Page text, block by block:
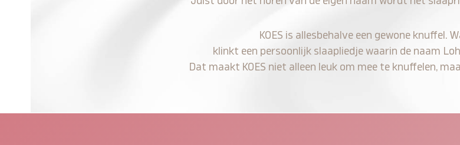
KOES is allesbehalve een gewone knuffel.
klinkt een persoonlijk slaapliedje waarin de naam
Dat maakt KOES niet alleen leuk om mee te knuffelen,